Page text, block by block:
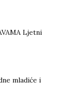
Ljetni
mladiće i